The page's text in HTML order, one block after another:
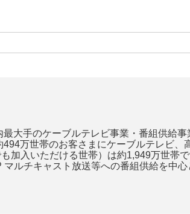
大手のケーブルテレビ事業・番組供給事
万世帯のお客さまにケーブルテレビ、
加入いただける世帯）は約1,949万世帯
ルチキャスト放送等への番組供給を中